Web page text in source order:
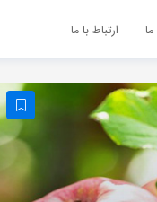
ما ارتباط با ما